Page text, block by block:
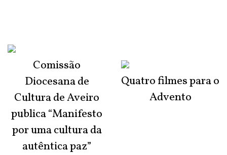
Comissão
Diocesana de
Cultura de Aveiro
publica “Manifesto
por uma cultura da
autêntica paz”
Quatro filmes para o
Advento